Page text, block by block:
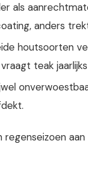
als
anders
houtsoorten
teak